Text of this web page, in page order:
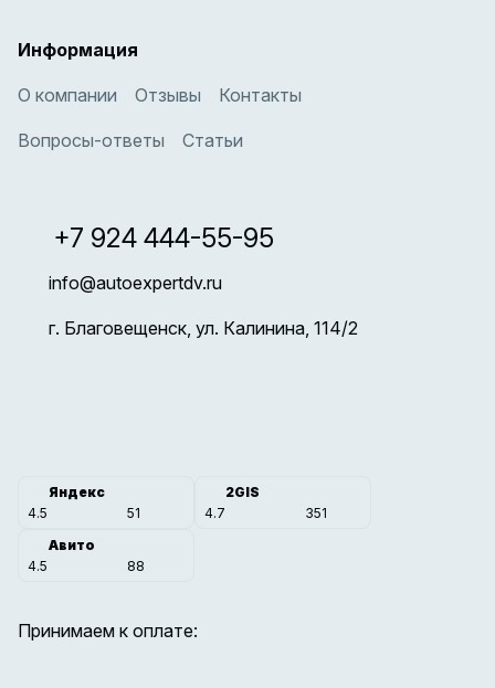
Информация
О компании Отзывы Контакты
Вопросы-ответы Статьи
+7 924 444-55-95
info@autoexpertdv.ru
г. Благовещенск, ул. Калинина, 114/2
Яндекс
4.5
51
2GIS
4.7
351
Авито
4.5
88
Принимаем к оплате: